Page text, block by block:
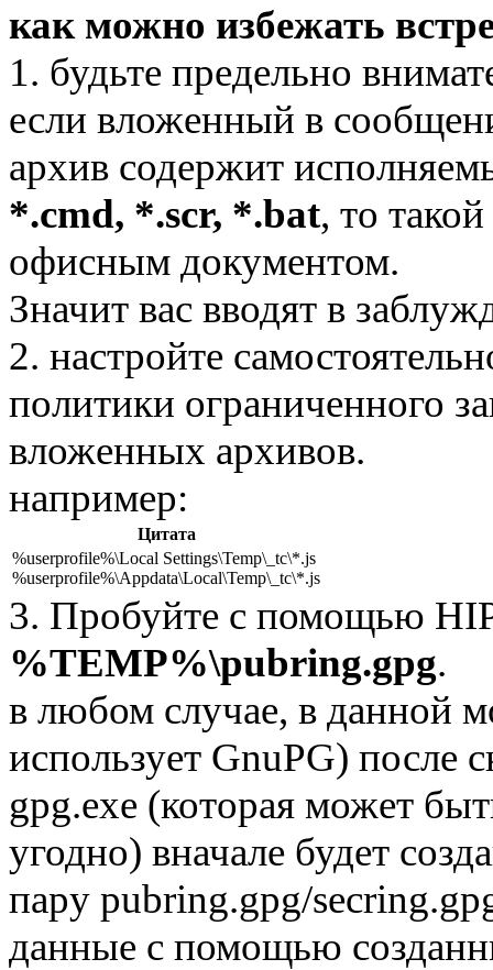
как можно избежать
1. будьте предельно
если вложенный в
архив содержит
*.cmd, *.scr, *.bat, то
офисным документом.
Значит вас вводят в
2. настройте
политики ограниченного
вложенных архивов.
например:
Цитата
%userprofile%\Local Settings\Temp\_tc\*.js
%userprofile%\Appdata\Local\Temp\_tc\*.js
3. Пробуйте с помощью
%TEMP%\pubring.gpg.
в любом случае, в данной
использует GnuPG) после
gpg.exe (которая может
угодно) вначале будет
пару pubring.gpg/
данные с помощью